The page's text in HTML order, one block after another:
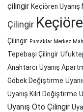
çilingir Keçiören
Çilingir
Çilingir Pursaklar Merkez
Tepebaşı Çilingir
Anahtarcı Uyanış
Göbek Değiştirme
Uyanış Kilit Değiştirme
Uyanış Oto Çilingir